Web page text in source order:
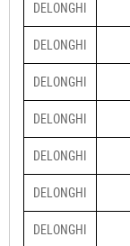
DELONGHI
DELONGHI
DELONGHI
DELONGHI
DELONGHI
DELONGHI
DELONGHI